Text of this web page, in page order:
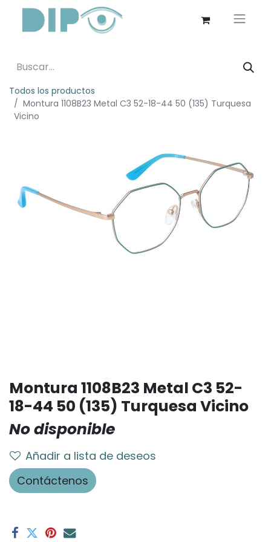
Todos los productos
Montura 1108B23 Metal C3 52-18-44 50 (135) Turquesa
Vicino
Montura 1108B23 Metal C3 52-
18-44 50 (135) Turquesa Vicino
No disponible
Añadir a lista de deseos
Contáctenos